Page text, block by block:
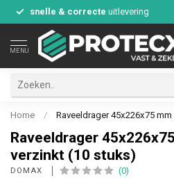
snelle & correcte uitlevering
MENU
Home / Raveeldrager 45x226x75
Raveeldrager
verzinkt (10 stuks)
DOMAX (0)